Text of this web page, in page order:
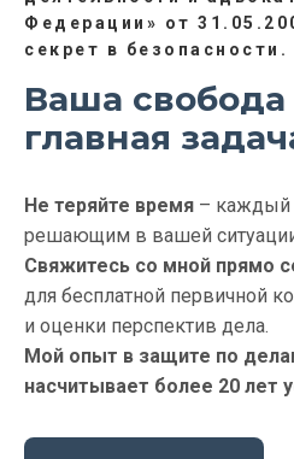
Федерации» от
секрет в безопасности.
Ваша свобода
главная
Не теряйте время – каждый
решающим в вашей
Свяжитесь со мной прямо
для бесплатной первичной
и оценки перспектив дела.
Мой опыт в защите по
насчитывает более 20 лет